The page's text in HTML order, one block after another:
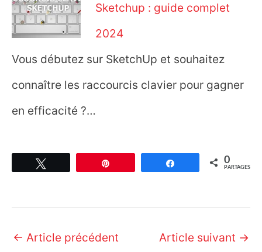
Sketchup : guide complet
2024
Vous débutez sur SketchUp et souhaitez
connaître les raccourcis clavier pour gagner
en efficacité ?…
Partagez 0
PARTAGES
Navigation
← Article précédent Article suivant →